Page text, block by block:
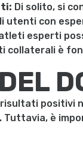
Di solito, si
utenti con
esperti
collaterali è
positivi
è